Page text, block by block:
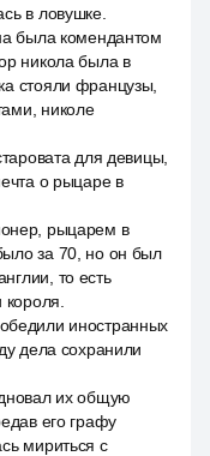
в ловушке.
была комендантом
никола была в
стояли французы,
николе
для девицы,
о рыцаре в
рыцарем в
за 70, но он был
то есть
иностранных
дела сохранили
их общую
его графу
мириться с